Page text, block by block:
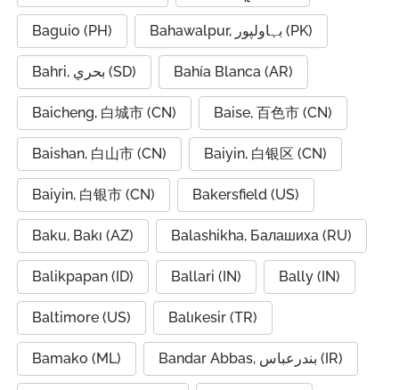
Baguio (PH) Bahawalpur, بہاولپور (PK)
Bahri, بحري (SD) Bahía Blanca (AR)
Baicheng, 白城市 (CN) Baise, 百色市 (CN)
Baishan, 白山市 (CN) Baiyin, 白银区 (CN)
Baiyin, 白银市 (CN) Bakersfield (US)
Baku, Bakı (AZ) Balashikha, Балашиха (RU)
Balikpapan (ID) Ballari (IN) Bally (IN)
Baltimore (US) Balıkesir (TR)
Bamako (ML) Bandar Abbas, بندرعباس (IR)